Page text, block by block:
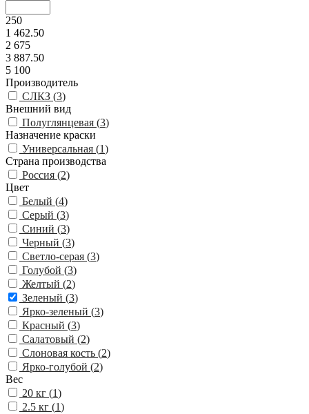
250
1 462.50
2 675
3 887.50
5 100
Производитель
СЛКЗ (3)
Внешний вид
Полуглянцевая (3)
Назначение краски
Универсальная (1)
Страна производства
Россия (2)
Цвет
Белый (4)
Серый (3)
Синий (3)
Черный (3)
Светло-серая (3)
Голубой (3)
Желтый (2)
Зеленый (3)
Ярко-зеленый (3)
Красный (3)
Салатовый (2)
Слоновая кость (2)
Ярко-голубой (2)
Вес
20 кг (1)
2.5 кг (1)